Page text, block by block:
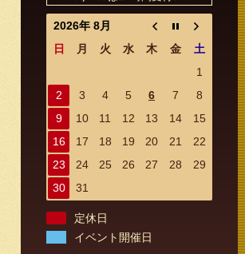
2026年 8月
日
月 火 水 木 金
土
1
2
3 4 5 6 7
8
9
10 11 12 13 14
15
16
17 18 19 20 21
22
23
24 25 26 27 28
29
30
31
定休日
イベント開催日